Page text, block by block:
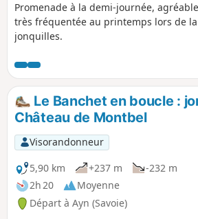
Promenade à la demi-journée,
très fréquentée au printemps lors de
jonquilles.
Le Banchet en boucle :
Château de Montbel
Visorandonneur
5,90 km
+237 m
-232 m
2h 20
Moyenne
Départ à Ayn (Savoie)